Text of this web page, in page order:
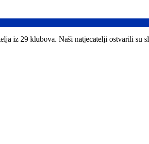
iz 29 klubova. Naši natjecatelji ostvarili su